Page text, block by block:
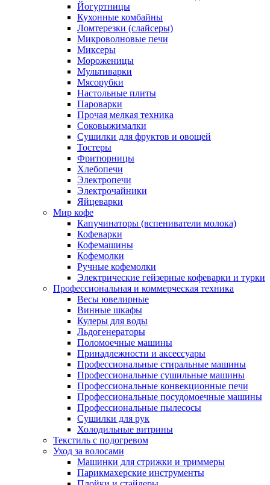
Йогуртницы
Кухонные комбайны
Ломтерезки (слайсеры)
Микроволновые печи
Миксеры
Мороженицы
Мультиварки
Мясорубки
Настольные плиты
Пароварки
Прочая мелкая техника
Соковыжималки
Сушилки для фруктов и овощей
Тостеры
Фритюрницы
Хлебопечи
Электропечи
Электрочайники
Яйцеварки
Мир кофе
Капучинаторы (вспениватели молока)
Кофеварки
Кофемашины
Кофемолки
Ручные кофемолки
Электрические гейзерные кофеварки и турки
Профессиональная и коммерческая техника
Весы ювелирные
Винные шкафы
Кулеры для воды
Льдогенераторы
Поломоечные машины
Принадлежности и аксессуары
Профессиональные стиральные машины
Профессиональные сушильные машины
Профессиональные конвекционные печи
Профессиональные посудомоечные машины
Профессиональные пылесосы
Сушилки для рук
Холодильные витрины
Текстиль с подогревом
Уход за волосами
Машинки для стрижки и триммеры
Парикмахерские инструменты